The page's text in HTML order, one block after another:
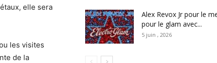
elle sera
les visites
de la
Alex Revox Jr pour le
pour le glam avec...
5 juin , 2026